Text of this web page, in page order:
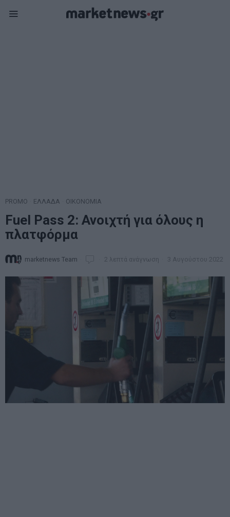
PROMO ΕΛΛΑΔΑ ΟΙΚΟΝΟΜΙΑ
Fuel Pass 2: Ανοιχτή για όλους η
πλατφόρμα
marketnews Team 2 λεπτά ανάγνωση 3 Αυγούστου 2022